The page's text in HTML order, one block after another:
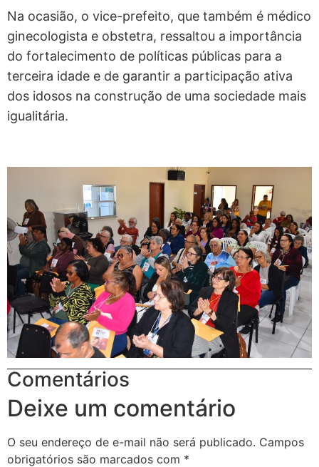
Na ocasião, o vice-prefeito, que também é médico
ginecologista e obstetra, ressaltou a importância
do fortalecimento de políticas públicas para a
terceira idade e de garantir a participação ativa
dos idosos na construção de uma sociedade mais
igualitária.
Comentários
Deixe um comentário
O seu endereço de e-mail não será publicado. Campos
obrigatórios são marcados com *